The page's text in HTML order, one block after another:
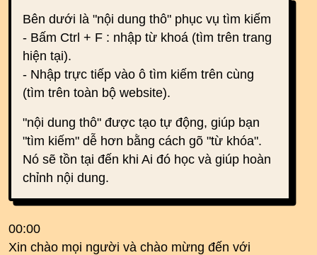
Bên dưới là "nội dung thô" phục vụ tìm kiếm
- Bấm Ctrl + F : nhập từ khoá (tìm trên trang
hiện tại).
- Nhập trực tiếp vào ô tìm kiếm trên cùng
(tìm trên toàn bộ website).
"nội dung thô" được tạo tự động, giúp bạn
"tìm kiếm" dễ hơn bằng cách gõ "từ khóa".
Nó sẽ tồn tại đến khi Ai đó học và giúp hoàn
chỉnh nội dung.
00:00
Xin chào mọi người và chào mừng đến với